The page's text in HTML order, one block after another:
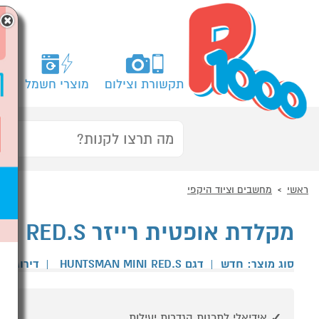
תקשורת וצילום מוצרי חשמל
ראשי מחשבים וציוד היקפי
מקלדת אופטית רייזר RAZER HUNTSMAN MINI RED.S לבן
סוג מוצר: חדש | דגם HUNTSMAN MINI RED.S | דירוג
×